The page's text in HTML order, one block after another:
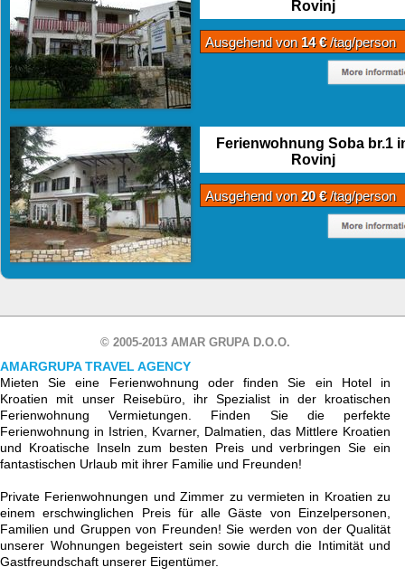
Rovinj
Ausgehend von 14 €/tag/person
Ferienwohnung Soba br.1
Rovinj
Ausgehend von20 €/tag/person
© 2005-2013 AMAR GRUPA D.O.O.
AMARGRUPA TRAVEL AGENCY
Mieten Sie eine Ferienwohnung oder finden Sie ein Hotel in
Kroatien mit unser Reisebüro, ihr Spezialist in der kroatischen
Ferienwohnung Vermietungen. Finden Sie die perfekte
Ferienwohnung in Istrien, Kvarner, Dalmatien, das Mittlere Kroatien
und Kroatische Inseln zum besten Preis und verbringen Sie ein
fantastischen Urlaub mit ihrer Familie und Freunden!
Private Ferienwohnungen und Zimmer zu vermieten in Kroatien zu
einem erschwinglichen Preis für alle Gäste von Einzelpersonen,
Familien und Gruppen von Freunden! Sie werden von der Qualität
unserer Wohnungen begeistert sein sowie durch die Intimität und
Gastfreundschaft unserer Eigentümer.